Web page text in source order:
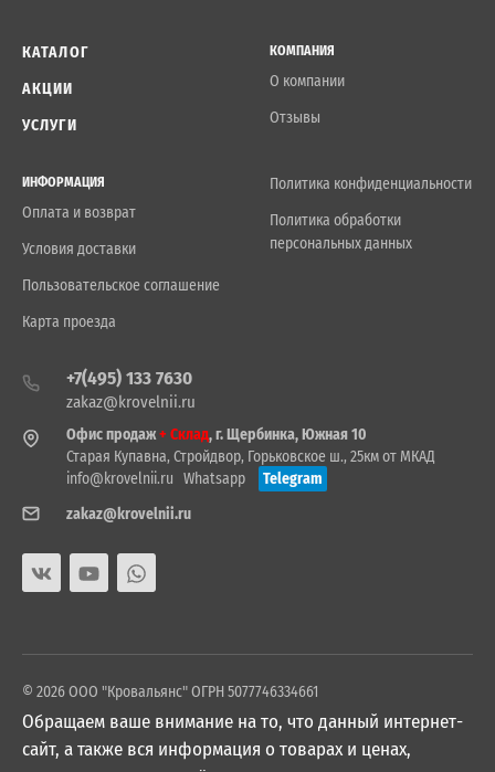
КАТАЛОГ
АКЦИИ
УСЛУГИ
КОМПАНИЯ
О компании
Отзывы
ИНФОРМАЦИЯ
Оплата и возврат
Условия доставки
Пользовательское соглашение
Карта проезда
Политика конфиденциальности
Политика обработки
персональных данных
+7(495) 133 7630
zakaz@krovelnii.ru
Офис продаж+ Склад, г. Щербинка, Южная 10
Старая Купавна, Стройдвор, Горьковское ш., 25км от МКАД
info@krovelnii.ru Whatsapp
Telegram
zakaz@krovelnii.ru
© 2026 ООО "Кровальянс" ОГРН 5077746334661
Обращаем ваше внимание на то, что данный интернет-
сайт, а также вся информация о товарах и ценах,